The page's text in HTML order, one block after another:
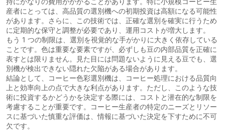
産者にとっては、高品質の選別機への初期投資は高額になる可能性
があります。さらに、この技術では、正確な選別を確実に行うため
に定期的な保守と調整が必要であり、運用コストが増大します。
もう 1 つの制限は、選別を視覚的な手がかりに大きく依存している
ことです。色は重要な要素ですが、必ずしも豆の内部品質を正確に
表すとは限りません。見た目には問題ないように見える豆でも、選
別機が検出できない隠れた欠陥がある場合があります。
結論として、コーヒー色彩選別機は、コーヒー処理における品質向
上と効率向上の点で大きな利点があります。ただし、このような技
術に投資するかどうかを決定する際には、コストと潜在的な制限を
考慮することが重要です。コーヒー生産者の特定のニーズとリソー
スに基づいた慎重な評価は、情報に基づいた決定を下すために不可
欠です。